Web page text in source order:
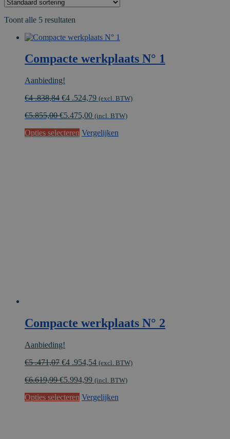
Toont alle 5 resultaten
Compacte werkplaats N° 1
Aanbieding!
€4 .838,84 Oorspronkelijke
was:
.838,84.
€4 .524,79Huidige
is:
.524,79.
(excl. BTW)
€5.855,00€5.475,00 (incl. BTW)
Opties selecteren Vergelijken
Compacte werkplaats N° 2
Aanbieding!
€5 .471,07 Oorspronkelijke
was:
.471,07.
€4 .954,54Huidige
is:
.954,54.
(excl. BTW)
€6.619,99€5.994,99 (incl. BTW)
Opties selecteren Vergelijken